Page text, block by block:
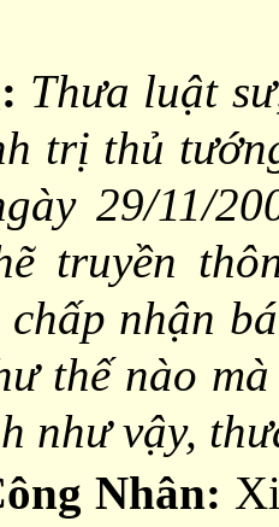
Thưa luật
trị thủ
29/11/
truyền
chấp nhận
thế nào
như vậy,
Nhân: